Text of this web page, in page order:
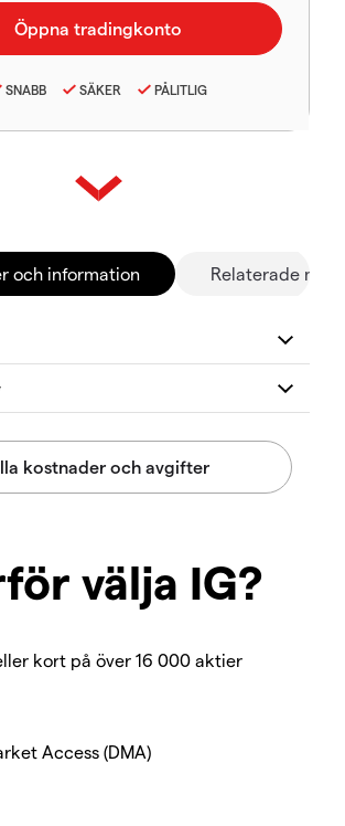
SNABB SÄKER PÅLITLIG
och information Relaterade
välja IG?
kort på över 16 000 aktier
Access (DMA)